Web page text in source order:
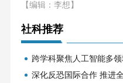
【编辑：李想】
社科推荐
跨学科聚焦人工智能多领
深化反恐国际合作 推进